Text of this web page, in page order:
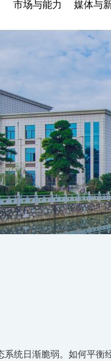
市场与能力 媒体与
统日渐脆弱。如何平